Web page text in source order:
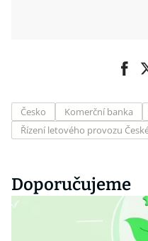
Česko Komerční banka
Řízení letového provozu
Doporučujeme